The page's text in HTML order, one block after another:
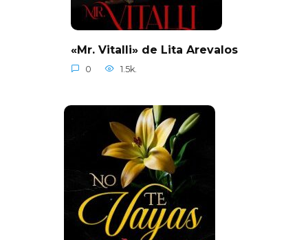
«Mr. Vitalli» de Lita Arevalos
0 1.5k.